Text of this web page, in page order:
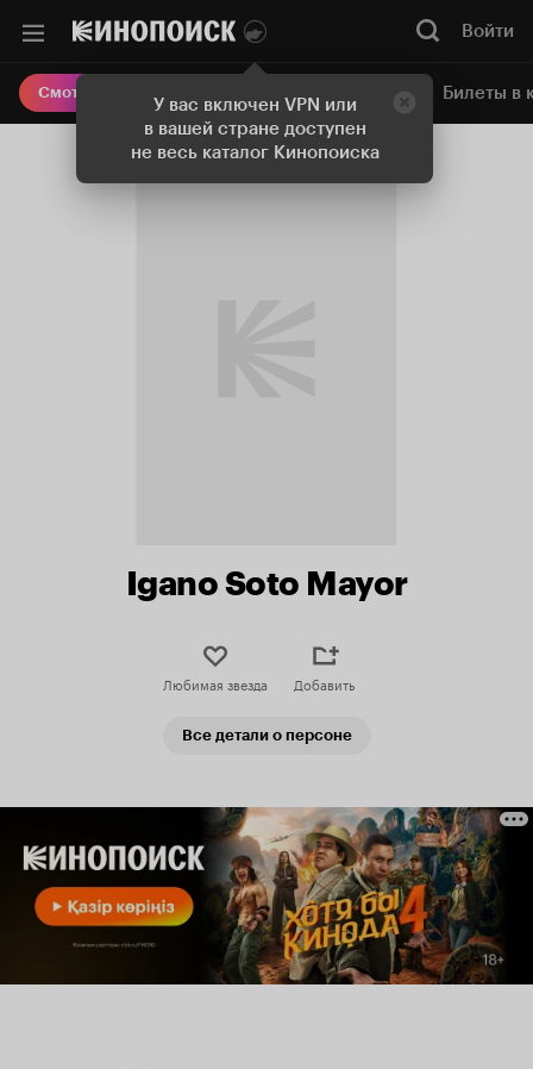
У вас включен VPN или
в вашей стране доступен
не весь каталог Кинопоиска
Войти
Смотреть кино Онлайн-кинотеатр Билеты в
Igano Soto Mayor
Любимая звезда Добавить
Все детали о персоне